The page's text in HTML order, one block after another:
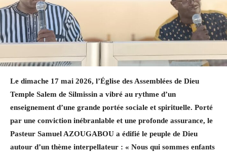
Le dimache 17 mai 2026, l’Église des Assemblées de Dieu
Temple Salem de Silmissin a vibré au rythme d’un
enseignement d’une grande portée sociale et spirituelle. Porté
par une conviction inébranlable et une profonde assurance, le
Pasteur Samuel AZOUGABOU a édifié le peuple de Dieu
autour d’un thème interpellateur : « Nous qui sommes enfants